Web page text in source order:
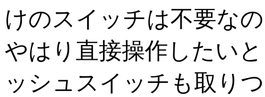
けのスイッチは不要な
やはり直接操作したい
ッシュスイッチも取り